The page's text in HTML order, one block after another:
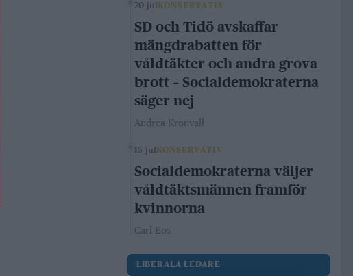
20 jul KONSERVATIV
SD och Tidö avskaffar
mängdrabatten för
våldtäkter och andra grova
brott – Socialdemokraterna
säger nej
Andrea Kronvall
15 jul KONSERVATIV
Socialdemokraterna väljer
våldtäktsmännen framför
kvinnorna
Carl Eos
LIBERALA LEDARE